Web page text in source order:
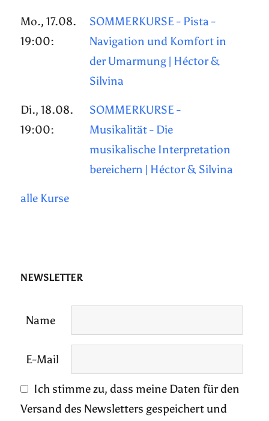
Mo., 17.08.
19:00:
SOMMERKURSE - Pista -
Navigation und Komfort in
der Umarmung | Héctor &
Silvina
Di., 18.08.
19:00:
SOMMERKURSE -
Musikalität - Die
musikalische Interpretation
bereichern | Héctor & Silvina
alle Kurse
NEWSLETTER
Name
E-Mail
Ich stimme zu, dass meine Daten für den
Versand des Newsletters gespeichert und